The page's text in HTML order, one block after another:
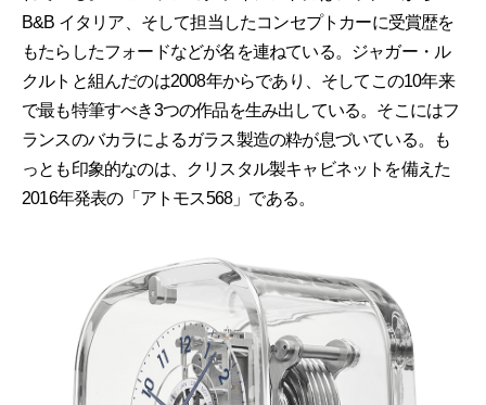
B&B イタリア、そして担当したコンセプトカーに受賞歴を
もたらしたフォードなどが名を連ねている。ジャガー・ル
クルトと組んだのは2008年からであり、そしてこの10年来
で最も特筆すべき3つの作品を生み出している。そこにはフ
ランスのバカラによるガラス製造の粋が息づいている。も
っとも印象的なのは、クリスタル製キャビネットを備えた
2016年発表の「アトモス568」である。